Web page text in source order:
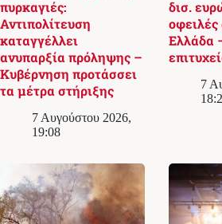
πυρκαγιές:
Αντιπολίτευση
καταγγέλλει
ανυπαρξία πρόληψης –
Κυβέρνηση προτάσσει
τα μέτρα στήριξης
7 Αυγούστου 2026,
19:08
δισ.
οφειλές
Ελλάδα
7